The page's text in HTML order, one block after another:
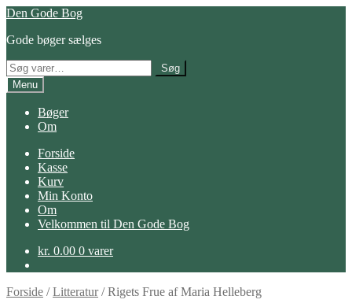
Spring
navigation
Spring
indhold
Den Gode Bog
Gode bøger sælges
Søg
efter:
Søg
Menu
Bøger
Om
Forside
Kasse
Kurv
Min Konto
Om
Velkommen til Den Gode Bog
kr. 0.00 0 varer
Forside /Litteratur/Rigets Frue af Maria Helleberg